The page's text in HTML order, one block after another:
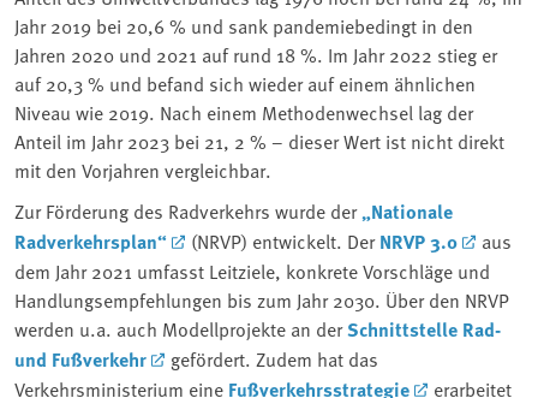
Jahr 2019 bei 20,6 % und sank pandemiebedingt in den
Jahren 2020 und 2021 auf rund 18 %. Im Jahr 2022 stieg er
auf 20,3 % und befand sich wieder auf einem ähnlichen
Niveau wie 2019. Nach einem Methodenwechsel lag der
Anteil im Jahr 2023 bei 21, 2 % – dieser Wert ist nicht direkt
mit den Vorjahren vergleichbar.
Zur Förderung des Radverkehrs wurde der„Nationale
Radverkehrsplan“
(NRVP) entwickelt. DerNRVP 3.0
aus
dem Jahr 2021 umfasst Leitziele, konkrete Vorschläge und
Handlungsempfehlungen bis zum Jahr 2030. Über den NRVP
werden u.a. auch Modellprojekte an derSchnittstelle Rad-
und Fußverkehr
gefördert. Zudem hat das
Verkehrsministerium eine Fußverkehrsstrategie erarbeitet